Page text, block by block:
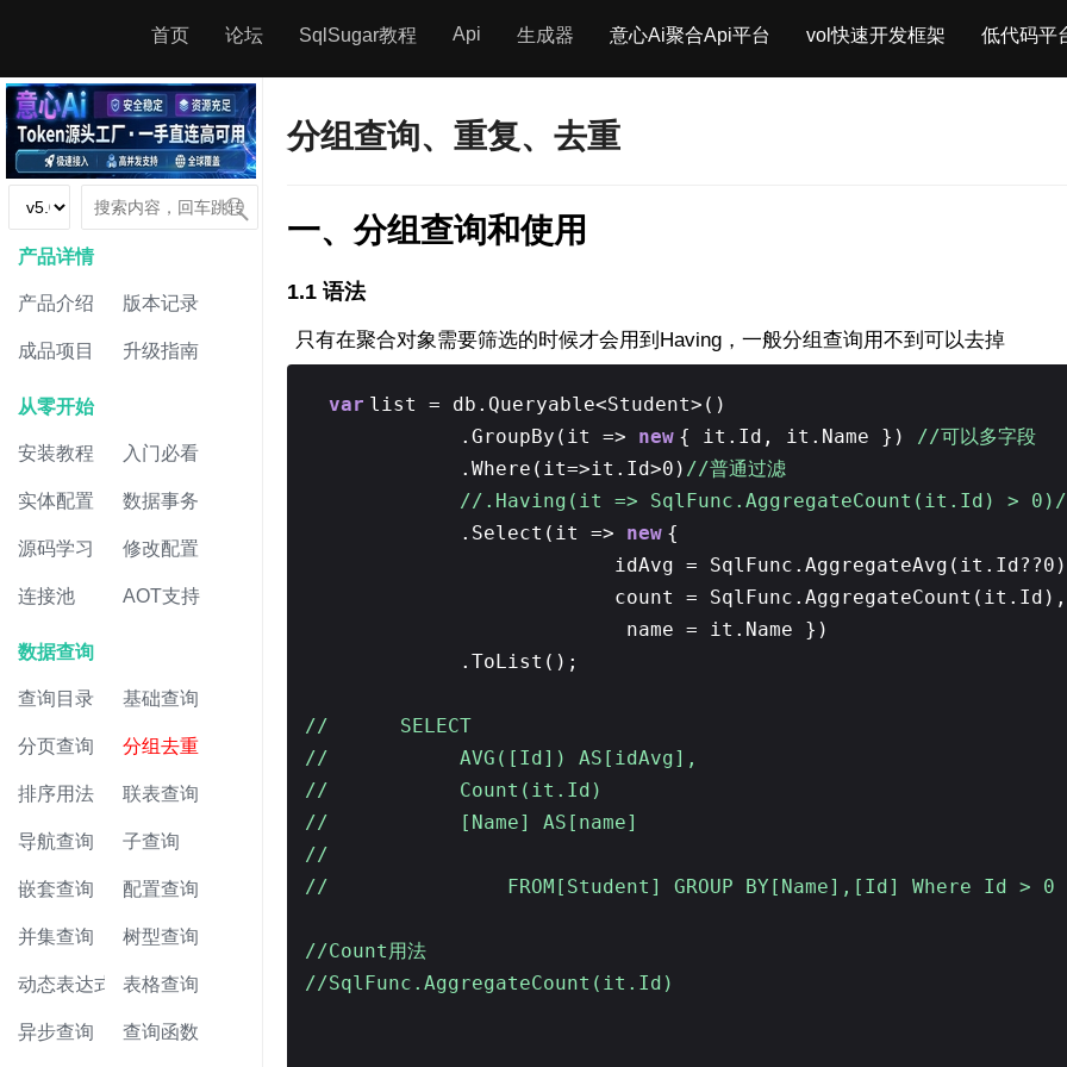
首页 论坛 SqlSugar教程 Api 生成器 意心Ai聚合Api平台 vol快速开发框架 低代码平
产品详情
产品介绍 版本记录
成品项目 升级指南
从零开始
安装教程 入门必看
实体配置 数据事务
源码学习 修改配置
连接池 AOT支持
数据查询
查询目录 基础查询
分页查询 分组去重
排序用法 联表查询
导航查询 子查询
嵌套查询 配置查询
并集查询 树型查询
动态表达式 表格查询
异步查询 查询函数
分组查询、重复、去重
一、分组查询和使用
1.1 语法
只有在聚合对象需要筛选的时候才会用到Having，一般分组查询用不到可以去掉
var list = db.Queryable<Student>()
.GroupBy(it => new { it.Id, it.Name })
//可以多字段
.Where(it=>it.Id>0) //普通过滤
//.Having(it => SqlFunc.AggregateCount(it.Id) > 0)//
.Select(it => new {
idAvg =
count =
name = it.Name })
.ToList();
// SELECT
// AVG([Id]) AS[idAvg],
// Count(it.Id)
// [Name] AS[name]
//
// FROM[Student] GROUP BY[Name],[Id] Where Id > 0
//Count用法
//SqlFunc.AggregateCount(it.Id)